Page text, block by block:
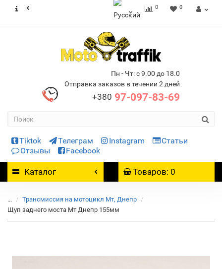
0 0
Пн - Чт: с 9.00 до 18.0
Отправка заказов в течении 2 дней
+380 97-097-83-69
Tiktok Телеграм Instagram
Статьи
Отзывы
Facebook
Каталог Товаров: 0
...
Трансмиссия на мотоцикл Мт, Днепр
Щуп заднего моста Мт Днепр 155мм